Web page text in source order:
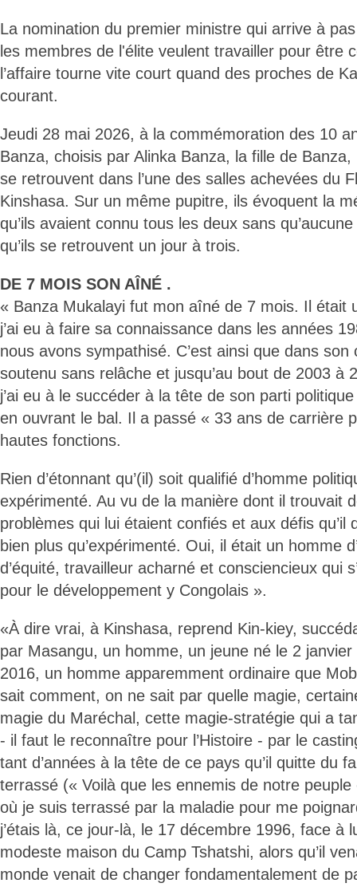
La nomination du premier ministre qui arrive à
les membres de l'élite veulent travailler pour être
l’affaire tourne vite court quand des proches de
courant.
Jeudi 28 mai 2026, à la commémoration des 10
Banza, choisis par Alinka Banza, la fille de
se retrouvent dans l’une des salles achevées du
Kinshasa. Sur un même pupitre, ils évoquent la
qu’ils avaient connu tous les deux sans
qu’ils se retrouvent un jour à trois.
DE 7 MOIS SON AÎNÉ .
« Banza Mukalayi fut mon aîné de 7 mois. Il était
j’ai eu à faire sa connaissance dans les années
nous avons sympathisé. C’est ainsi que dans son
soutenu sans relâche et jusqu’au bout de 2003 à
j’ai eu à le succéder à la tête de son parti
en ouvrant le bal. Il a passé « 33 ans de carrière
hautes fonctions.
Rien d’étonnant qu’(il) soit qualifié d’homme
expérimenté. Au vu de la manière dont il trouvait
problèmes qui lui étaient confiés et aux défis qu’il
bien plus qu’expérimenté. Oui, il était un homme
d’équité, travailleur acharné et consciencieux qui
pour le développement y Congolais ».
«À dire vrai, à Kinshasa, reprend Kin-kiey,
par Masangu, un homme, un jeune né le 2
2016, un homme apparemment ordinaire que
sait comment, on ne sait par quelle magie,
magie du Maréchal, cette magie-stratégie qui a
- il faut le reconnaître pour l’Histoire - par le
tant d’années à la tête de ce pays qu’il quitte du
terrassé (« Voilà que les ennemis de notre
où je suis terrassé par la maladie pour me
j’étais là, ce jour-là, le 17 décembre 1996, face à
modeste maison du Camp Tshatshi, alors qu’il
monde venait de changer fondamentalement de